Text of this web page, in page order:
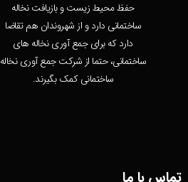
حفظ محیط زیست و بازیافت نخاله
ساختمانی دارد و از شهروندان هم تقاضا
دارد که برای جمع آوری نخاله های
ساختمانی، حتما از شرکت جمع آوری نخاله
ساختمانی کمک بگیرند.
تماس با ما